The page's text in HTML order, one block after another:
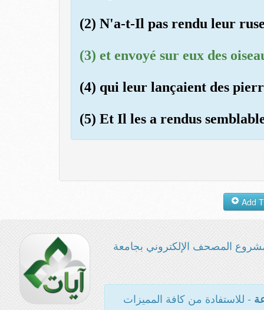
(2) N'a-t-Il pas rendu leur
(3) et envoyé sur eux des
(4) qui leur lançaient des
(5) Et Il les a rendus
المصحف الإلكتروني بجامعة
- للاستفادة من كافة المميزات